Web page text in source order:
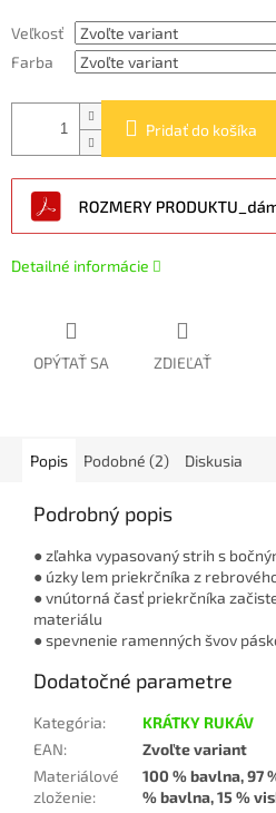
Veľkosť
Farba
Pridať do košíka
Detailné informácie
OPÝTAŤ SA ZDIEĽAŤ
Popis Podobné (2) Diskusia
Podrobný popis
● zľahka vypasovaný strih s
● úzky lem priekrčníka z
● vnútorná časť priekrčníka
materiálu
● spevnenie ramenných švov
Dodatočné parametre
Kategória:
KRÁTKY RUKÁV
EAN:
Zvoľte variant
Materiálové
zloženie:
100 % bavlna, 97
% bavlna, 15 %